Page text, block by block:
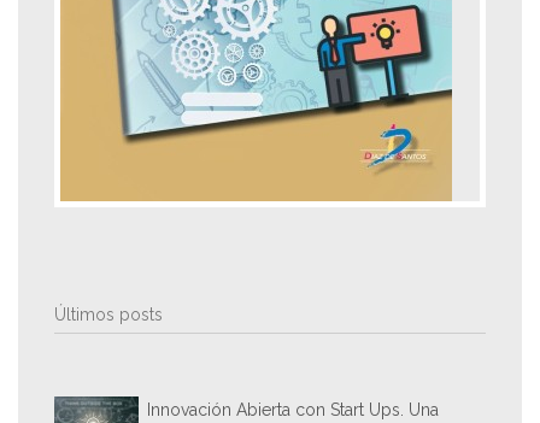
Últimos posts
Innovación Abierta con Start Ups. Una